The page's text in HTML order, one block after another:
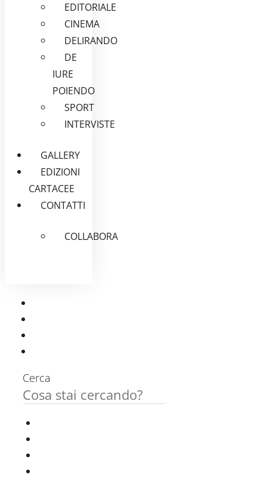
EDITORIALE
CINEMA
DELIRANDO
DE
IURE
POIENDO
SPORT
INTERVISTE
GALLERY
EDIZIONI
CARTACEE
CONTATTI
COLLABORA
Cerca